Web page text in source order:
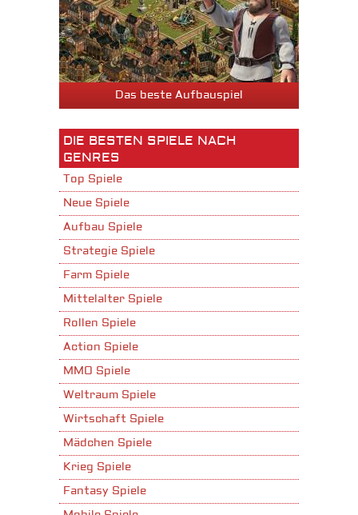
Das beste Aufbauspiel
DIE BESTEN SPIELE NACH
GENRES
Top Spiele
Neue Spiele
Aufbau Spiele
Strategie Spiele
Farm Spiele
Mittelalter Spiele
Rollen Spiele
Action Spiele
MMO Spiele
Weltraum Spiele
Wirtschaft Spiele
Mädchen Spiele
Krieg Spiele
Fantasy Spiele